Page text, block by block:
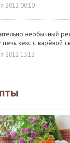
2012 00:10
необычный
печь кекс с варёной
2012 13:12